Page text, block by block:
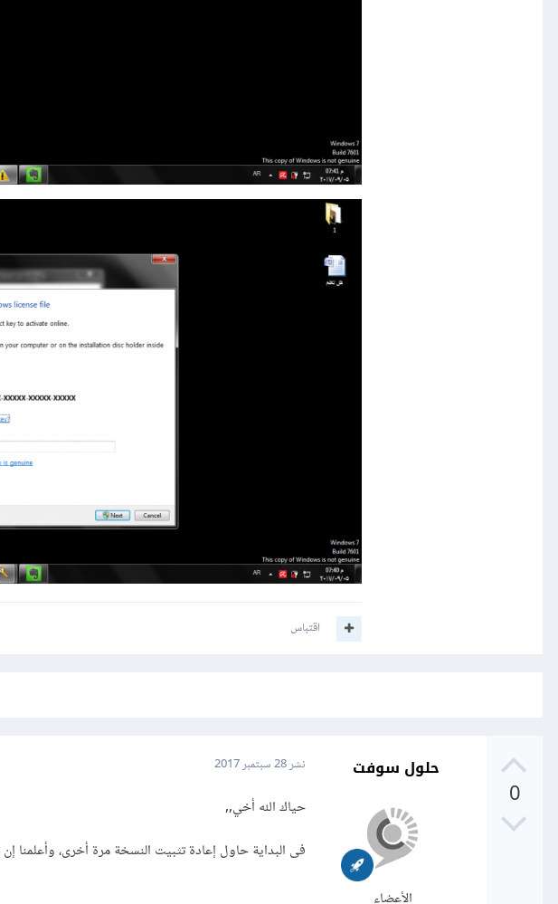
اقتباس
0
حلول سوفت نشر28 سبتمبر 2017
حياك الله أخي,,
فى البداية حاول إعادة تثبيت النسخة مرة أخرى، وأعلمنا